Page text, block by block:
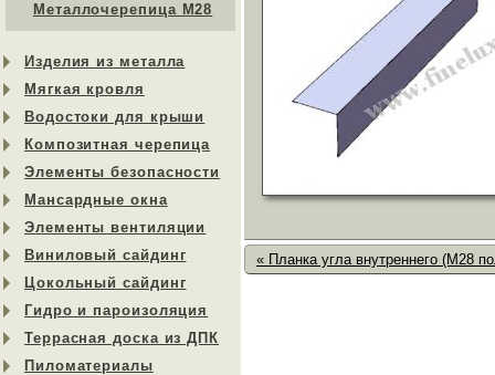
Металлочерепица М28
Изделия из металла
Мягкая кровля
Водостоки для крыши
Композитная черепица
Элементы безопасности
Мансардные окна
Элементы вентиляции
Виниловый сайдинг
Цокольный сайдинг
Гидро и пароизоляция
Террасная доска из ДПК
Пиломатериалы
« Планка угла внутреннего (M28